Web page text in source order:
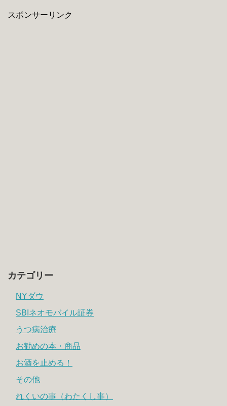
スポンサーリンク
カテゴリー
NYダウ
SBIネオモバイル証券
うつ病治療
お勧めの本・商品
お酒を止める！
その他
れくいの事（わたくし事）